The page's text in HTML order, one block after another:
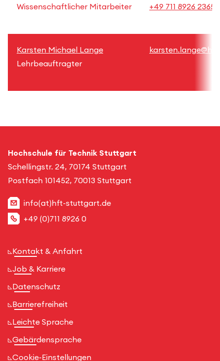
Wissenschaftlicher Mitarbeiter
+49 711 8926 2365
Karsten Michael Lange
Lehrbeauftragter
Hochschule für Technik Stuttgart
Schellingstr. 24, 70174 Stuttgart
Postfach 101452, 70013 Stuttgart
info(at)hft-stuttgart.de
+49 (0)711 8926 0
Kontakt & Anfahrt
Job & Karriere
Datenschutz
Barrierefreiheit
Leichte Sprache
Gebärdensprache
Cookie-Einstellungen